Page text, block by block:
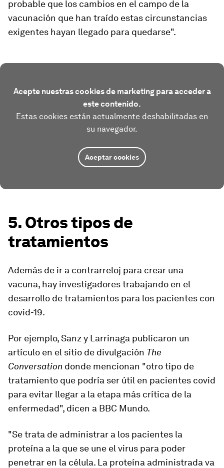
probable que los cambios en el campo de la
vacunación que han traído estas circunstancias
exigentes hayan llegado para quedarse".
Acepte nuestras cookies de marketing para acceder a
este contenido.
Estas cookies están actualmente deshabilitadas en
su navegador.
Aceptar cookies
5. Otros tipos de
tratamientos
Además de ir a contrarreloj para crear una
vacuna, hay investigadores trabajando en el
desarrollo de tratamientos para los pacientes con
covid-19.
Por ejemplo, Sanz y Larrinaga publicaron un
artículo en el sitio de divulgación The
Conversation donde mencionan "otro tipo de
tratamiento que podría ser útil en pacientes covid
para evitar llegar a la etapa más crítica de la
enfermedad", dicen a BBC Mundo.
"Se trata de administrar a los pacientes la
proteína a la que se une el virus para poder
penetrar en la célula. La proteína administrada va